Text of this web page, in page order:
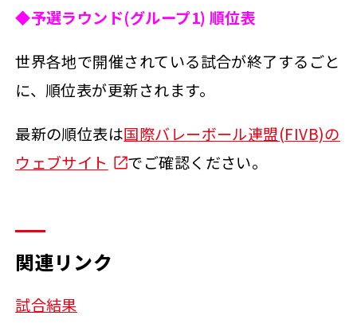
◆予選ラウンド(グループ1) 順位表
世界各地で開催されている試合が終了するごと
に、順位表が更新されます。
最新の順位表は国際バレーボール連盟(FIVB)の
ウェブサイト
でご確認ください。
関連リンク
試合結果